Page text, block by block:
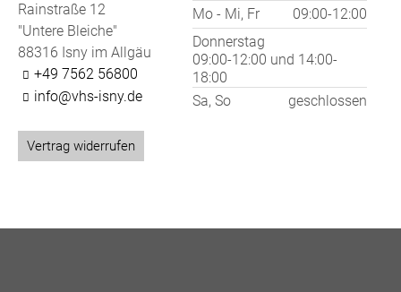
Rainstraße 12
"Untere Bleiche"
88316 Isny im Allgäu
+49 7562 56800
info@vhs-isny.de
Vertrag widerrufen
Mo - Mi, Fr
09:00-12:00
Donnerstag
09:00-12:00 und 14:00-
18:00
Sa, So
geschlossen